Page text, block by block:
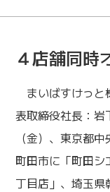
４店舗同時
まいばすけっと
表取締役社長：岩
（金）、東京都
町田市に「町田シ
丁目店」、埼玉